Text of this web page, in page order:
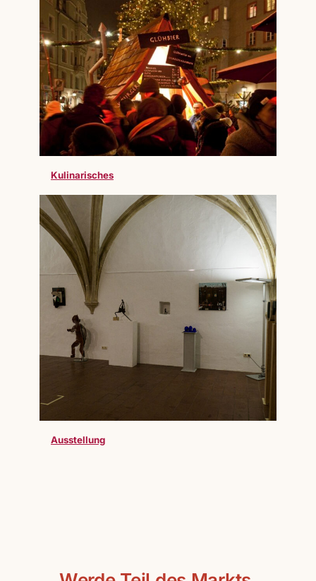
Kulinarisches
Ausstellung